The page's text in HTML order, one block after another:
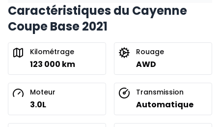
Financement sur 24 mois
Financement sur 24 mois
0.00 $ d'acompte • 8.99%
À partir de :
Caractéristiques du Cayenne
Coupe Base 2021
Kilométrage
123 000 km
Rouage
AWD
Moteur
3.0L
Transmission
Automatique